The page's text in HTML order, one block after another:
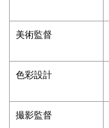
美術監督
色彩設計
撮影監督